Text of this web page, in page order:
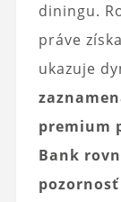
diningu.
práve
ukazuje
premium
Bank